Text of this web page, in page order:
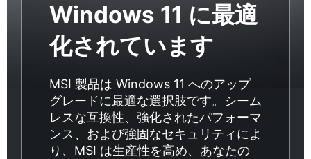
Windows 11 に最適
化されています
MSI 製品は Windows 11 へのアップ
グレードに最適な選択肢です。シーム
レスな互換性、強化されたパフォーマ
ンス、および強固なセキュリティによ
り、MSI は生産性を高め、あなたの